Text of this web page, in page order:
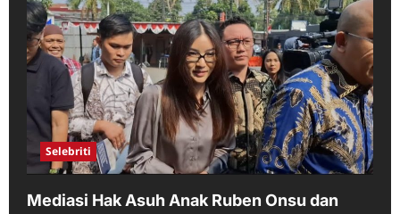
Selebriti
Mediasi Hak Asuh Anak Ruben Onsu dan